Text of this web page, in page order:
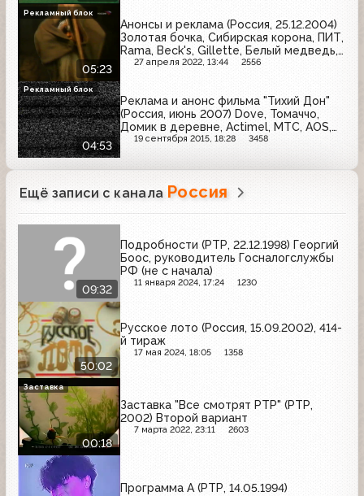
Поволжский ковровый центр
05:23
Анонсы и реклама (Россия, 25.12.2004)
Золотая бочка, Сибирская корона, ПИТ,
Rama, Beck's, Gillette, Белый медведь,
Nokia, Oral-B, Балтика
27 апреля 2022, 13:44 2556
Рекламный блок
04:53
Реклама и анонс фильма "Тихий Дон"
(Россия, июнь 2007) Dove, Томаччо,
Домик в деревне, Actimel, МТС, AOS,
Биолан
19 сентября 2015, 18:28 3458
Рекламный блок
Ещё записи с канала Россия
09:32
Подробности (РТР, 22.12.1998) Георгий
Боос, руководитель Госналогслужбы
РФ (не с начала)
11 января 2024, 17:24 1230
50:02
Русское лото (Россия, 15.09.2002), 414-
й тираж
17 мая 2024, 18:05 1358
00:18
Заставка "Все смотрят РТР" (РТР,
2002) Второй вариант
7 марта 2022, 23:11 2603
Заставка
Программа А (РТР, 14.05.1994)